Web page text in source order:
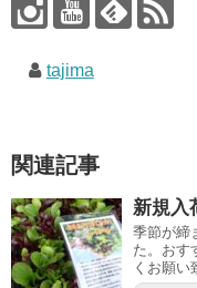
tajima
関連記事
新規入
季節が締
た。おす
くお願い